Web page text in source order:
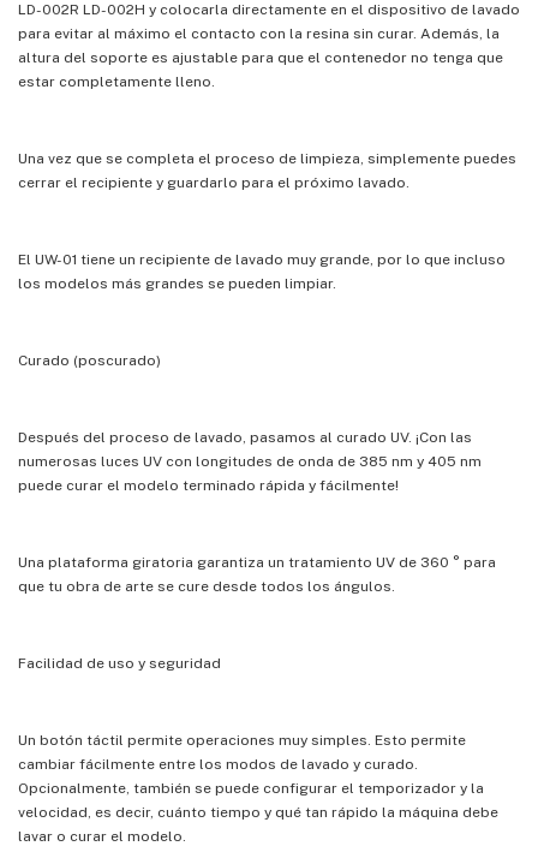
LD-002R LD-002H y colocarla directamente en el dispositivo de lavado
para evitar al máximo el contacto con la resina sin curar. Además, la
altura del soporte es ajustable para que el contenedor no tenga que
estar completamente lleno.
Una vez que se completa el proceso de limpieza, simplemente puedes
cerrar el recipiente y guardarlo para el próximo lavado.
El UW-01 tiene un recipiente de lavado muy grande, por lo que incluso
los modelos más grandes se pueden limpiar.
Curado (poscurado)
Después del proceso de lavado, pasamos al curado UV. ¡Con las
numerosas luces UV con longitudes de onda de 385 nm y 405 nm
puede curar el modelo terminado rápida y fácilmente!
Una plataforma giratoria garantiza un tratamiento UV de 360 ° para
que tu obra de arte se cure desde todos los ángulos.
Facilidad de uso y seguridad
Un botón táctil permite operaciones muy simples. Esto permite
cambiar fácilmente entre los modos de lavado y curado.
Opcionalmente, también se puede configurar el temporizador y la
velocidad, es decir, cuánto tiempo y qué tan rápido la máquina debe
lavar o curar el modelo.